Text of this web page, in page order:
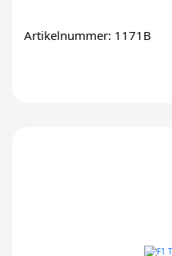
Artikelnummer: 1171B